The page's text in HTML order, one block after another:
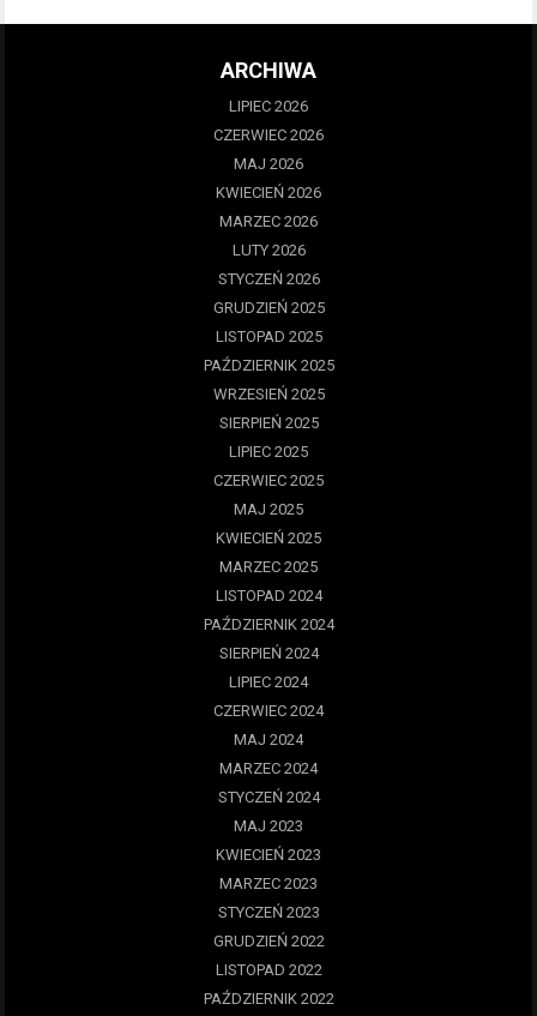
ARCHIWA
LIPIEC 2026
CZERWIEC 2026
MAJ 2026
KWIECIEŃ 2026
MARZEC 2026
LUTY 2026
STYCZEŃ 2026
GRUDZIEŃ 2025
LISTOPAD 2025
PAŹDZIERNIK 2025
WRZESIEŃ 2025
SIERPIEŃ 2025
LIPIEC 2025
CZERWIEC 2025
MAJ 2025
KWIECIEŃ 2025
MARZEC 2025
LISTOPAD 2024
PAŹDZIERNIK 2024
SIERPIEŃ 2024
LIPIEC 2024
CZERWIEC 2024
MAJ 2024
MARZEC 2024
STYCZEŃ 2024
MAJ 2023
KWIECIEŃ 2023
MARZEC 2023
STYCZEŃ 2023
GRUDZIEŃ 2022
LISTOPAD 2022
PAŹDZIERNIK 2022